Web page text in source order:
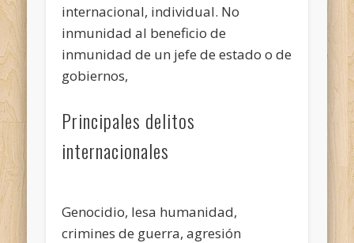
internacional, individual. No
inmunidad al beneficio de
inmunidad de un jefe de estado o de
gobiernos,
Principales delitos
internacionales
Genocidio, lesa humanidad,
crimines de guerra, agresión